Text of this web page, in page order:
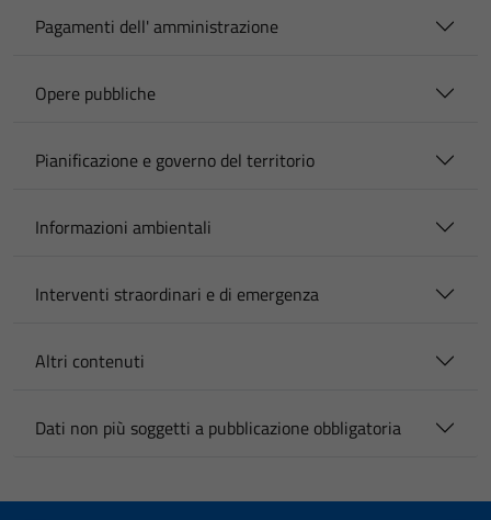
Pagamenti dell' amministrazione
Opere pubbliche
Pianificazione e governo del territorio
Informazioni ambientali
Interventi straordinari e di emergenza
Altri contenuti
Dati non più soggetti a pubblicazione obbligatoria